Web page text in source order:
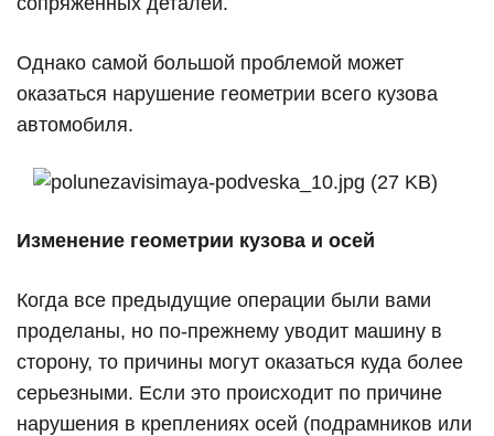
Однако самой большой проблемой может
оказаться нарушение геометрии всего кузова
автомобиля.
Изменение геометрии кузова и осей
Когда все предыдущие операции были вами
проделаны, но по-прежнему уводит машину в
сторону, то причины могут оказаться куда более
серьезными. Если это происходит по причине
нарушения в креплениях осей (подрамников или